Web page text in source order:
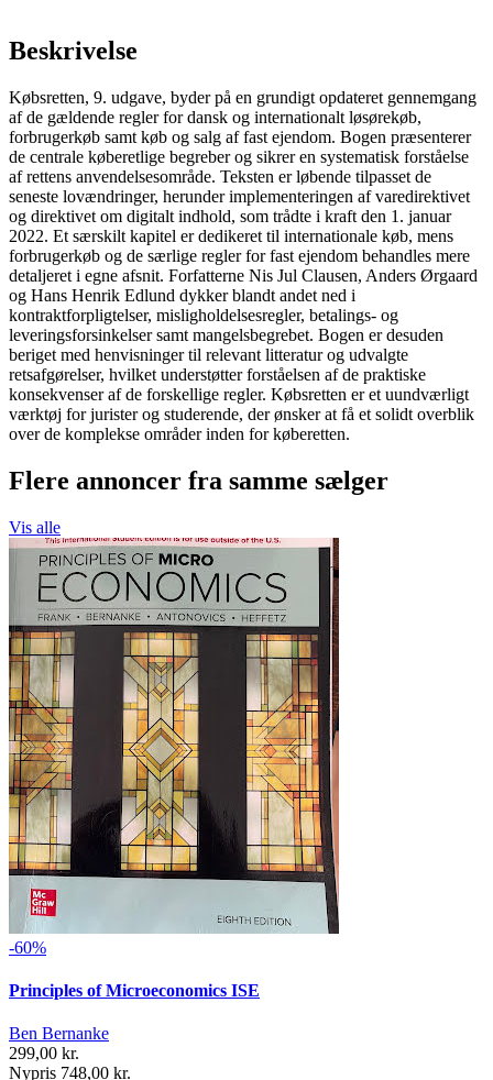
Beskrivelse
Købsretten, 9. udgave, byder på en grundigt opdateret gennemgang
af de gældende regler for dansk og internationalt løsørekøb,
forbrugerkøb samt køb og salg af fast ejendom. Bogen præsenterer
de centrale køberetlige begreber og sikrer en systematisk forståelse
af rettens anvendelsesområde. Teksten er løbende tilpasset de
seneste lovændringer, herunder implementeringen af varedirektivet
og direktivet om digitalt indhold, som trådte i kraft den 1. januar
2022. Et særskilt kapitel er dedikeret til internationale køb, mens
forbrugerkøb og de særlige regler for fast ejendom behandles mere
detaljeret i egne afsnit. Forfatterne Nis Jul Clausen, Anders Ørgaard
og Hans Henrik Edlund dykker blandt andet ned i
kontraktforpligtelser, misligholdelsesregler, betalings- og
leveringsforsinkelser samt mangelsbegrebet. Bogen er desuden
beriget med henvisninger til relevant litteratur og udvalgte
retsafgørelser, hvilket understøtter forståelsen af de praktiske
konsekvenser af de forskellige regler. Købsretten er et uundværligt
værktøj for jurister og studerende, der ønsker at få et solidt overblik
over de komplekse områder inden for køberetten.
Flere annoncer fra samme sælger
Vis alle
-60%
Principles of Microeconomics ISE
Ben Bernanke
299,00 kr.
Nypris 748,00 kr.